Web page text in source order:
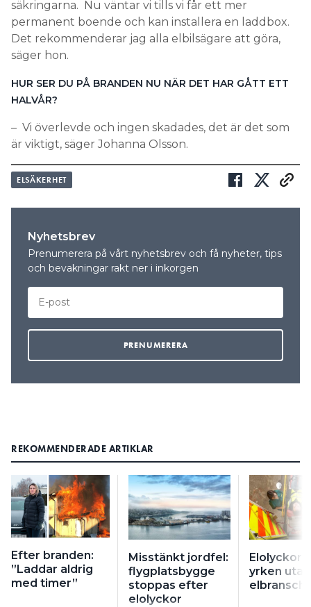
säkringarna. Nu väntar vi tills vi får ett mer
permanent boende och kan installera en laddbox.
Det rekommenderar jag alla elbilsägare att göra,
säger hon.
HUR SER DU PÅ BRANDEN NU NÄR DET HAR GÅTT ETT
HALVÅR?
– Vi överlevde och ingen skadades, det är det som
är viktigt, säger Johanna Olsson.
ELSÄKERHET
Nyhetsbrev
Prenumerera på vårt nyhetsbrev och få nyheter, tips
och bevakningar rakt ner i inkorgen
REKOMMENDERADE ARTIKLAR
Efter branden:
”Laddar aldrig
med timer”
Misstänkt jordfel:
flygplatsbygge
stoppas efter
elolyckor
Elolyckor
yrken